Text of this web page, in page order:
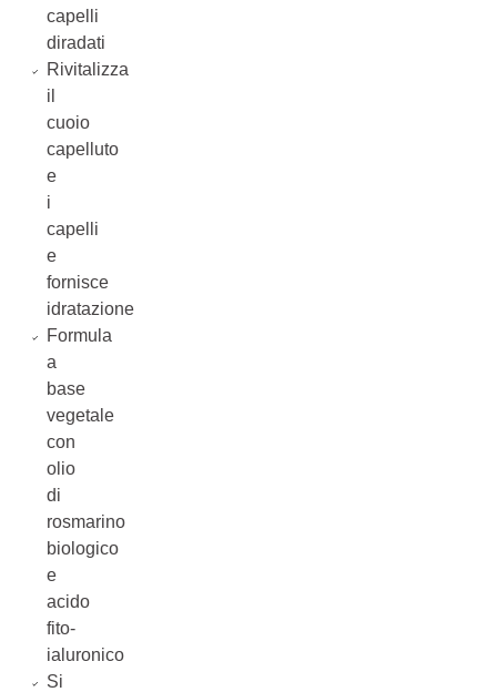
capelli
diradati
Rivitalizza
il
cuoio
capelluto
e
i
capelli
e
fornisce
idratazione
Formula
a
base
vegetale
con
olio
di
rosmarino
biologico
e
acido
fito-
ialuronico
Si